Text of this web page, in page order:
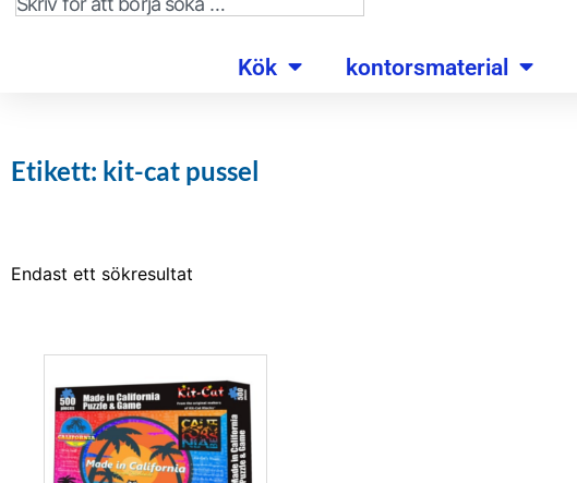
Kök kontorsmaterial
Etikett: kit-cat pussel
Endast ett sökresultat